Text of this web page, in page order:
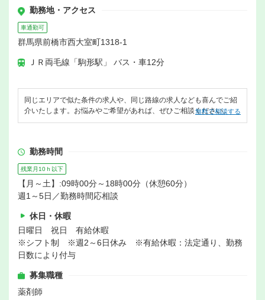
勤務地・アクセス
車通勤可
群馬県前橋市西大室町1318-1
ＪＲ両毛線「駒形駅」 バス・車12分
同じエリアで似た条件の求人や、同じ路線の求人なども喜んでご紹
介いたします。お悩みやご希望があれば、ぜひご相談ください。
無料で相談する
勤務時間
残業月10ｈ以下
【月～土】:09時00分～18時00分（休憩60分）
週1～5日／勤務時間応相談
休日・休暇
日曜日 祝日 有給休暇
※シフト制 ※週2～6日休み ※有給休暇：法定通り、勤務
日数により付与
募集職種
薬剤師